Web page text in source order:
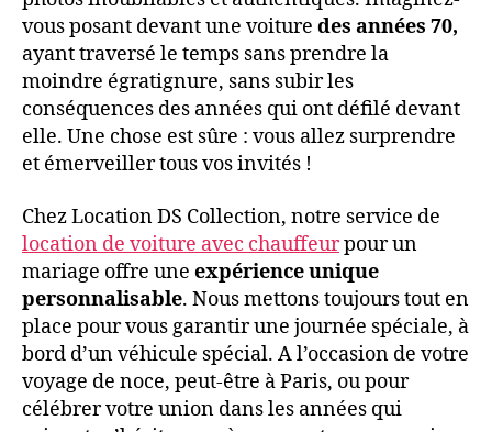
vous posant devant une voiture des années 70,
ayant traversé le temps sans prendre la
moindre égratignure, sans subir les
conséquences des années qui ont défilé devant
elle. Une chose est sûre : vous allez surprendre
et émerveiller tous vos invités !
Chez Location DS Collection, notre service de
location de voiture avec chauffeurpour un
mariage offre une expérience unique
personnalisable. Nous mettons toujours tout en
place pour vous garantir une journée spéciale, à
bord d’un véhicule spécial. A l’occasion de votre
voyage de noce, peut-être à Paris, ou pour
célébrer votre union dans les années qui